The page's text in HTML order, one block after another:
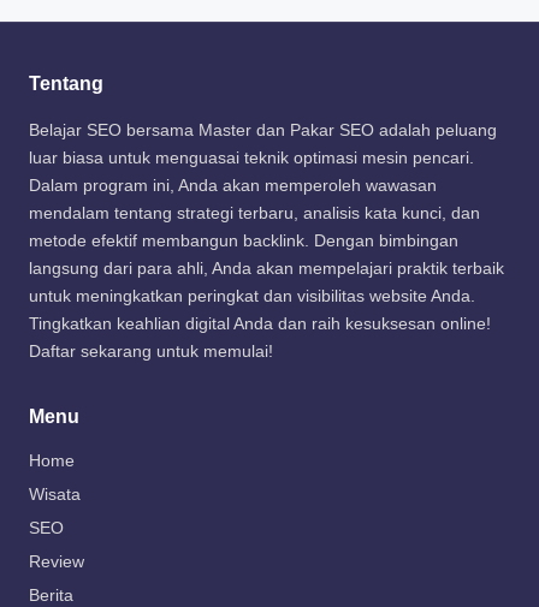
Tentang
Belajar SEO bersama Master dan Pakar SEO adalah peluang
luar biasa untuk menguasai teknik optimasi mesin pencari.
Dalam program ini, Anda akan memperoleh wawasan
mendalam tentang strategi terbaru, analisis kata kunci, dan
metode efektif membangun backlink. Dengan bimbingan
langsung dari para ahli, Anda akan mempelajari praktik terbaik
untuk meningkatkan peringkat dan visibilitas website Anda.
Tingkatkan keahlian digital Anda dan raih kesuksesan online!
Daftar sekarang untuk memulai!
Menu
Home
Wisata
SEO
Review
Berita